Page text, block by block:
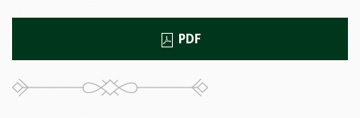
PDF